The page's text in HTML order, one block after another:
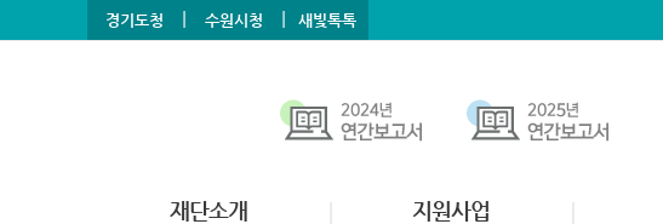
메뉴바로가기
본문바로가기경기도청 | 수원시청 | 새빛톡톡
재단소개 지원사업